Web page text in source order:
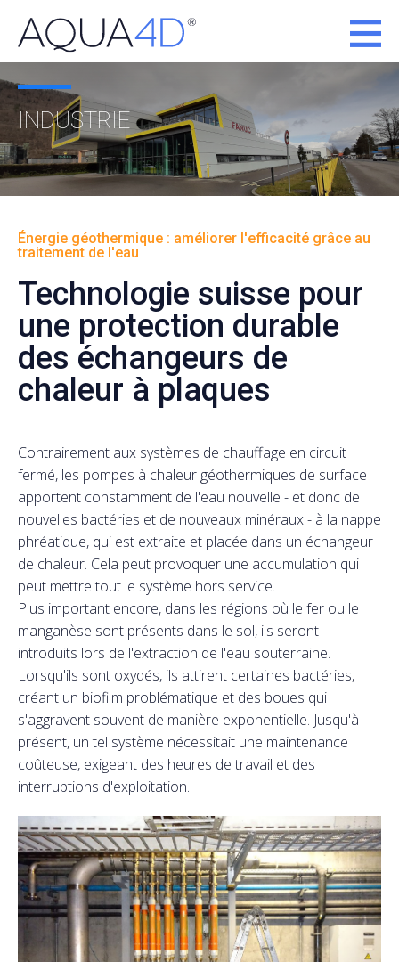
INDUSTRIE
Énergie géothermique : améliorer l'efficacité grâce au
traitement de l'eau
Technologie suisse pour
une protection durable
des échangeurs de
chaleur à plaques
Contrairement aux systèmes de chauffage en circuit
fermé, les pompes à chaleur géothermiques de surface
apportent constamment de l'eau nouvelle - et donc de
nouvelles bactéries et de nouveaux minéraux - à la nappe
phréatique, qui est extraite et placée dans un échangeur
de chaleur. Cela peut provoquer une accumulation qui
peut mettre tout le système hors service.
Plus important encore, dans les régions où le fer ou le
manganèse sont présents dans le sol, ils seront
introduits lors de l'extraction de l'eau souterraine.
Lorsqu'ils sont oxydés, ils attirent certaines bactéries,
créant un biofilm problématique et des boues qui
s'aggravent souvent de manière exponentielle. Jusqu'à
présent, un tel système nécessitait une maintenance
coûteuse, exigeant des heures de travail et des
interruptions d'exploitation.